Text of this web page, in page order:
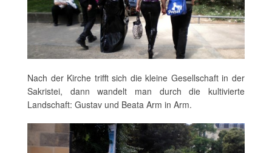
Nach der Kirche trifft sich die kleine Gesellschaft in der
Sakristei, dann wandelt man durch die kultivierte
Landschaft: Gustav und Beata Arm in Arm.